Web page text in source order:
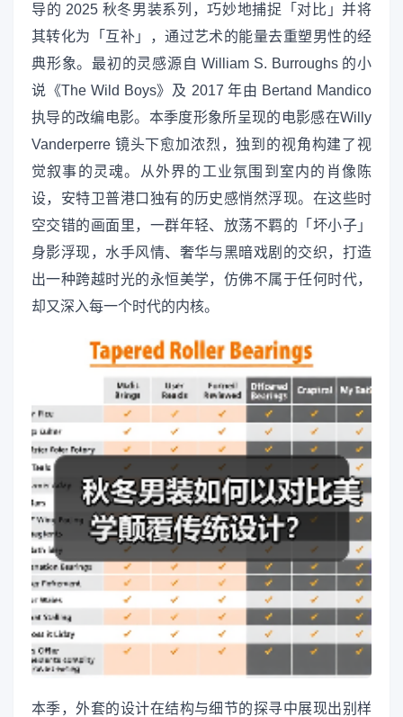
导的 2025 秋冬男装系列，巧妙地捕捉「对比」并将
其转化为「互补」，通过艺术的能量去重塑男性的经
典形象。最初的灵感源自 William S. Burroughs 的小
说《The Wild Boys》及 2017 年由 Bertand Mandico
执导的改编电影。本季度形象所呈现的电影感在Willy
Vanderperre 镜头下愈加浓烈，独到的视角构建了视
觉叙事的灵魂。从外界的工业氛围到室内的肖像陈
设，安特卫普港口独有的历史感悄然浮现。在这些时
空交错的画面里，一群年轻、放荡不羁的「坏小子」
身影浮现，水手风情、奢华与黑暗戏剧的交织，打造
出一种跨越时光的永恒美学，仿佛不属于任何时代，
却又深入每一个时代的内核。
本季，外套的设计在结构与细节的探寻中展现出别样